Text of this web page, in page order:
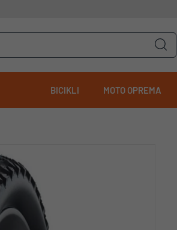
BICIKLI MOTO OPREMA